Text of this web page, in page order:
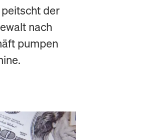
der
nach
pumpen